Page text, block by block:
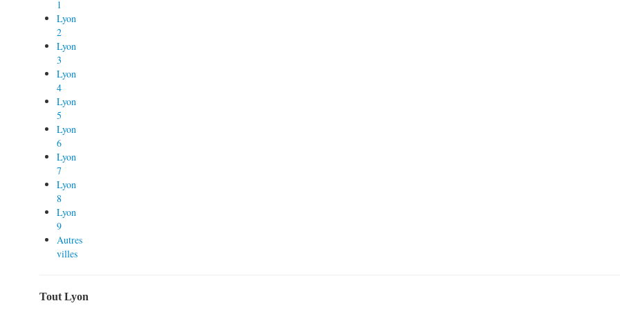
1
Lyon
2
Lyon
3
Lyon
4
Lyon
5
Lyon
6
Lyon
7
Lyon
8
Lyon
9
Autres
villes
Tout Lyon